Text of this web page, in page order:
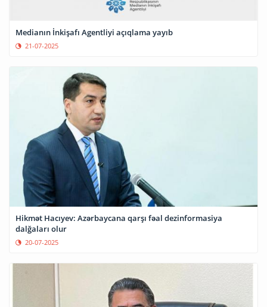
Medianın İnkişafı Agentliyi açıqlama yayıb
21-07-2025
Hikmət Hacıyev: Azərbaycana qarşı fəal dezinformasiya
dalğaları olur
20-07-2025